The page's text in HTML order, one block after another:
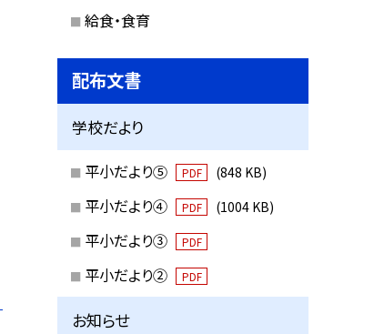
給食・食育
配布文書
学校だより
平小だより⑤ PDF (848 KB)
平小だより④ PDF (1004 KB)
平小だより③ PDF
平小だより② PDF
お知らせ